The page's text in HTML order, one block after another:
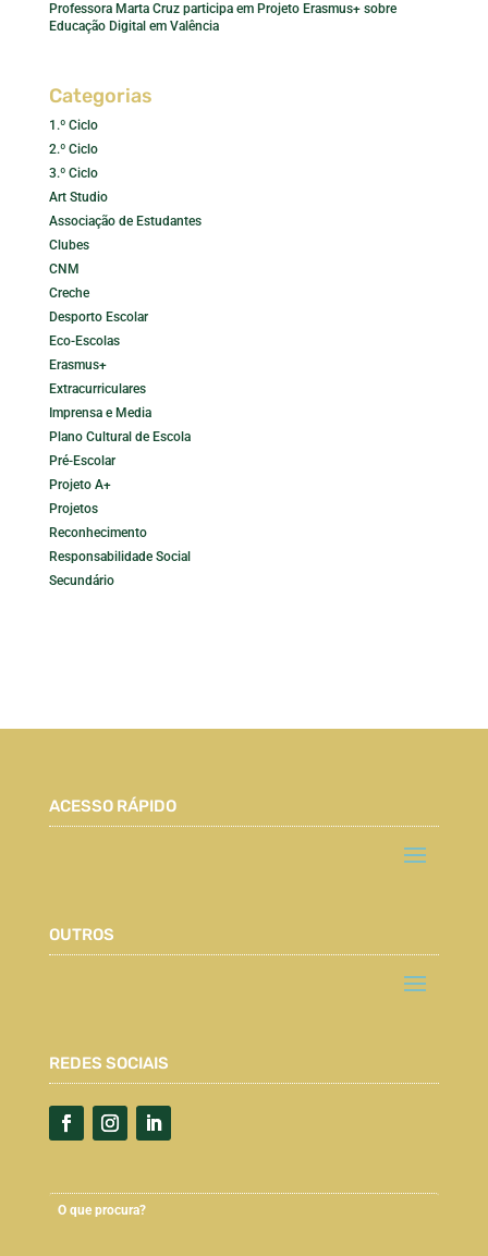
Professora Marta Cruz participa em Projeto Erasmus+ sobre
Educação Digital em Valência
Categorias
1.º Ciclo
2.º Ciclo
3.º Ciclo
Art Studio
Associação de Estudantes
Clubes
CNM
Creche
Desporto Escolar
Eco-Escolas
Erasmus+
Extracurriculares
Imprensa e Media
Plano Cultural de Escola
Pré-Escolar
Projeto A+
Projetos
Reconhecimento
Responsabilidade Social
Secundário
ACESSO RÁPIDO
OUTROS
REDES SOCIAIS